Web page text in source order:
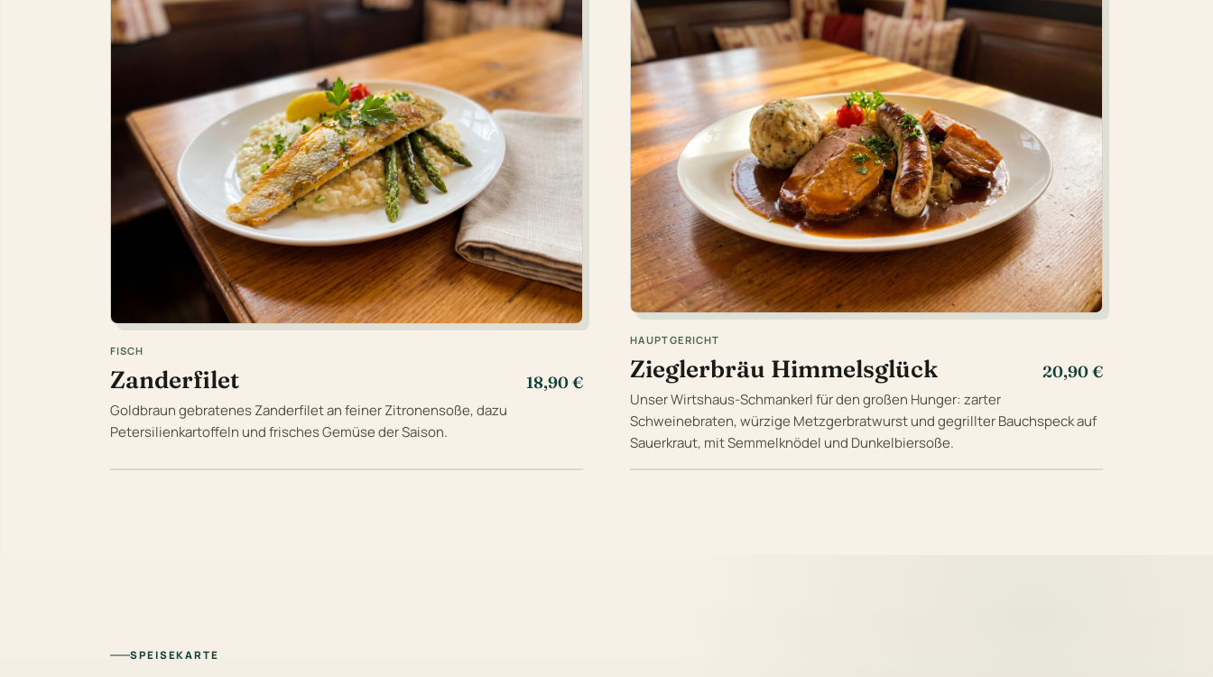
FISCH
Zanderfilet
18,90 €
Goldbraun gebratenes Zanderfilet an feiner Zitronensoße, dazu
Petersilienkartoffeln und frisches Gemüse der Saison.
HAUPTGERICHT
Zieglerbräu Himmelsglück
20,90 €
Unser Wirtshaus-Schmankerl für den großen Hunger: zarter
Schweinebraten, würzige Metzgerbratwurst und gegrillter Bauchspeck auf
Sauerkraut, mit Semmelknödel und Dunkelbiersoße.
SPEISEKARTE